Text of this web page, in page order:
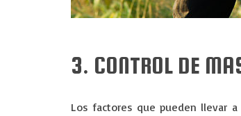
3. CONTROL DE
Los factores que pueden llevar